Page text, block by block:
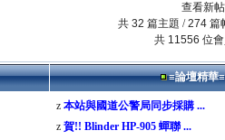
查看新帖
共32 篇主題 /274 篇
共 11556 位
≡論壇精華≡
z 本站與國道公警局同步採購 ...
z 賀!! Blinder HP-905 蟬聯 ...